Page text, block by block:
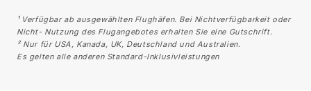
¹ Verfügbar ab ausgewählten Flughäfen. Bei Nichtverfügbarkeit oder
Nicht- Nutzung des Flugangebotes erhalten Sie eine Gutschrift.
² Nur für USA, Kanada, UK, Deutschland und Australien.
Es gelten alle anderen Standard-Inklusivleistungen